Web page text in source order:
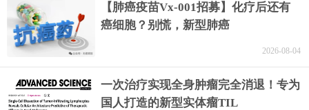
【肺癌疫苗Vx-001招募】化疗后还有
癌细胞？别慌，新型肺癌
2026-08-04
一次治疗实现全身肿瘤完全消退！专为
国人打造的新型实体瘤TIL